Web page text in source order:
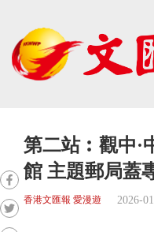
第二站︰觀中·
館 主題郵局蓋
香港文匯報 愛漫遊 2026-